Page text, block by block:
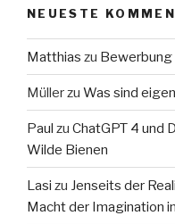
NEUESTE
Matthias zu Bewerbung
Müllerzu Was sind
Paul zu ChatGPT 4 und
Wilde Bienen
Lasi zu Jenseits der
Macht der Imagination